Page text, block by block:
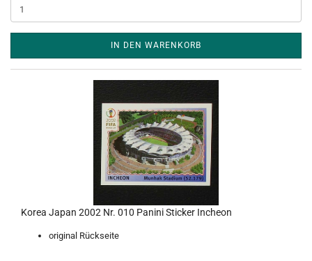
IN DEN WARENKORB
Korea Japan 2002 Nr. 010 Panini Sticker Incheon
original Rückseite